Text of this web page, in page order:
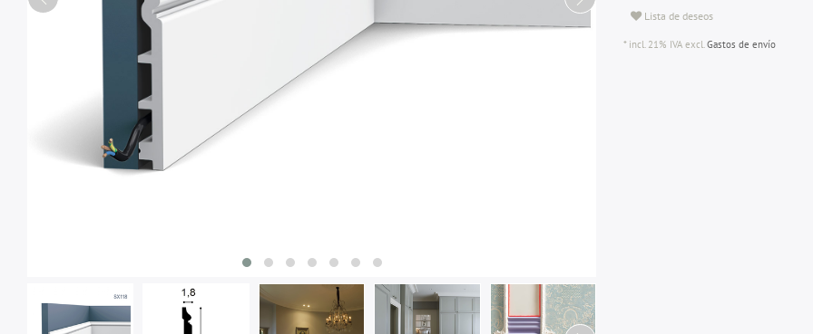
Lista de deseos
* incl. 21% IVA excl.Gastos de envío